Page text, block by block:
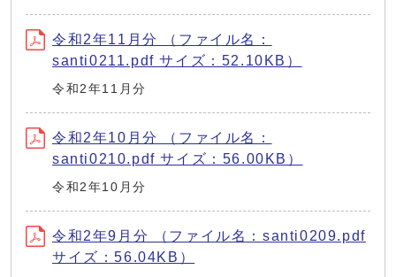
令和2年11月分 （ファイル名：
santi0211.pdf サイズ：52.10KB）
令和2年11月分
令和2年10月分 （ファイル名：
santi0210.pdf サイズ：56.00KB）
令和2年10月分
令和2年9月分 （ファイル名：santi0209.pdf
サイズ：56.04KB）